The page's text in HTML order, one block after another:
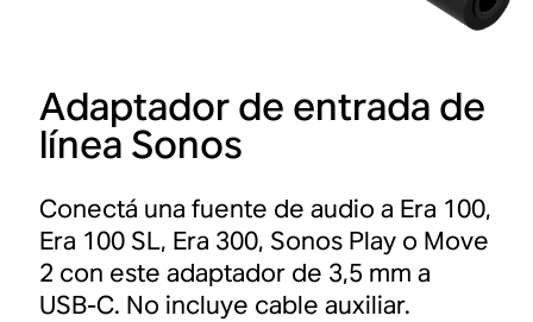
Adaptador de entrada de
línea Sonos
Conectá una fuente de audio a Era 100,
Era 100 SL, Era 300, Sonos Play o Move
2 con este adaptador de 3,5 mm a
USB-C. No incluye cable auxiliar.